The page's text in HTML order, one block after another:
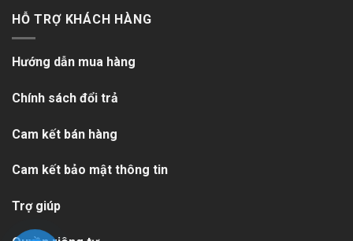
HỖ TRỢ KHÁCH HÀNG
Hướng dẫn mua hàng
Chính sách đổi trả
Cam kết bán hàng
Cam kết bảo mật thông tin
Trợ giúp